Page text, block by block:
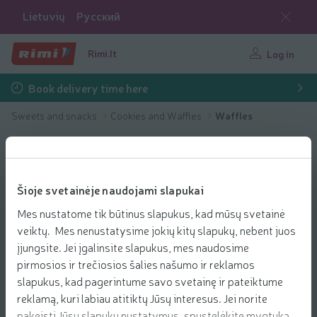
Šioje svetainėje naudojami slapukai
Mes nustatome tik būtinus slapukus, kad mūsų svetainė
veiktų. Mes nenustatysime jokių kitų slapukų, nebent juos
įjungsite. Jei įgalinsite slapukus, mes naudosime
pirmosios ir trečiosios šalies našumo ir reklamos
slapukus, kad pagerintume savo svetainę ir pateiktume
reklamą, kuri labiau atitiktų Jūsų interesus. Jei norite
Lietuvių Русский
Rimi.lt Log in
Book delivery time here
Sweets and snacks Cookies and Waffles Waffles